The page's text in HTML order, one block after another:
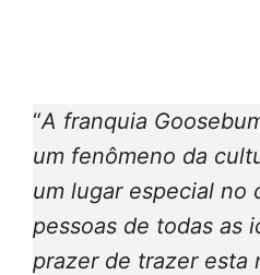
“A franquia
um fenômeno da
um lugar especial no
pessoas de todas as
prazer de trazer esta